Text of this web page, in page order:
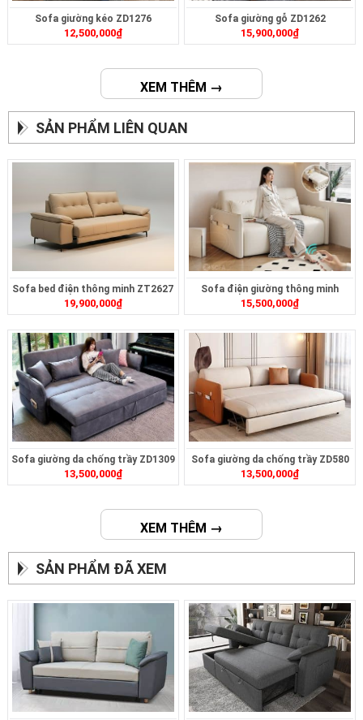
Sofa giường kéo ZD1276
12,500,000₫
Sofa giường gỗ ZD1262
15,900,000₫
XEM THÊM →
SẢN PHẨM LIÊN QUAN
Sofa bed điện thông minh ZT2627
19,900,000₫
Sofa điện giường thông minh
ZD399
15,500,000₫
Sofa giường da chống trầy ZD1309
13,500,000₫
Sofa giường da chống trầy ZD580
13,500,000₫
XEM THÊM →
SẢN PHẨM ĐÃ XEM